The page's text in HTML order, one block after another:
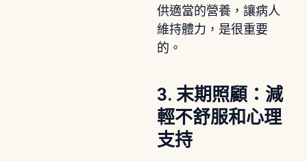
供適當的營養，讓病人
維持體力，是很重要
的。
3. 末期照顧：減
輕不舒服和心理
支持